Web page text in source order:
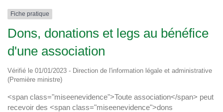
Fiche pratique
Dons, donations et legs au bénéfice
d'une association
Vérifié le 01/01/2023 - Direction de l'information légale et administrative
(Première ministre)
<span class="miseenevidence">Toute association</span> peut
recevoir des <span class="miseenevidence">dons